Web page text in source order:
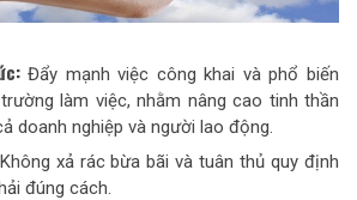
Đẩy mạnh việc công khai và phổ biến
làm việc, nhằm nâng cao tinh thần
doanh nghiệp và người lao động.
Không xả rác bừa bãi và tuân thủ quy định
đúng cách.